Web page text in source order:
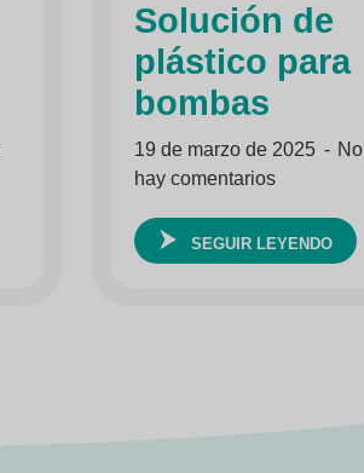
Solución de
plástico para
bombas
19 de marzo de 2025
No
hay comentarios
SEGUIR LEYENDO